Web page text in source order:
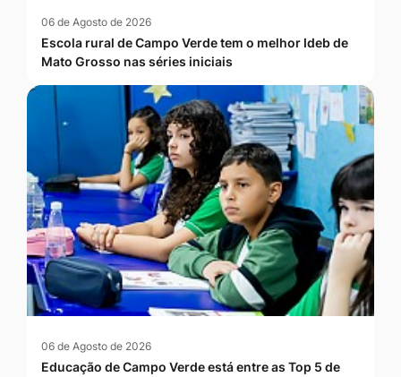
06 de Agosto de 2026
Escola rural de Campo Verde tem o melhor Ideb de
Mato Grosso nas séries iniciais
06 de Agosto de 2026
Educação de Campo Verde está entre as Top 5 de